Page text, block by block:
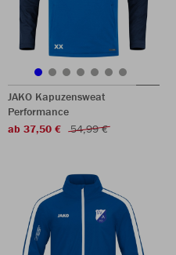
JAKO Kapuzensweat
Performance
ab 37,50 €
54,99 €